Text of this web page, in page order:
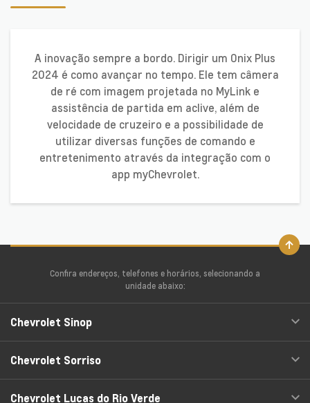
A inovação sempre a bordo. Dirigir um Onix Plus
2024 é como avançar no tempo. Ele tem câmera
de ré com imagem projetada no MyLink e
assistência de partida em aclive, além de
velocidade de cruzeiro e a possibilidade de
utilizar diversas funções de comando e
entretenimento através da integração com o
app myChevrolet.
Confira endereços, telefones e horários, selecionando a
unidade abaixo:
Chevrolet Sinop
Chevrolet Sorriso
Chevrolet Lucas do Rio Verde